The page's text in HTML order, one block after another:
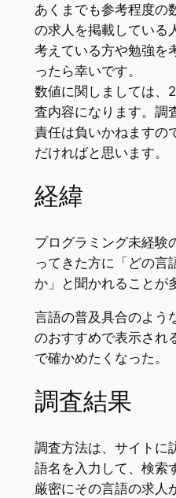
あくまでも参考程度の
の求人を掲載している
考えている方や勉強を
ったら幸いです。
数値に関しましては
査内容になります。調
責任は負いかねますの
だければと思います。
経緯
プログラミング未経験
ってきた方に「どの言
か」と聞かれることが
言語の普及具合のよう
のおすすめで表示され
で確かめたくなった。
調査結果
調査方法は、サイトに
語名を入力して、検索
厳密にその言語の求人